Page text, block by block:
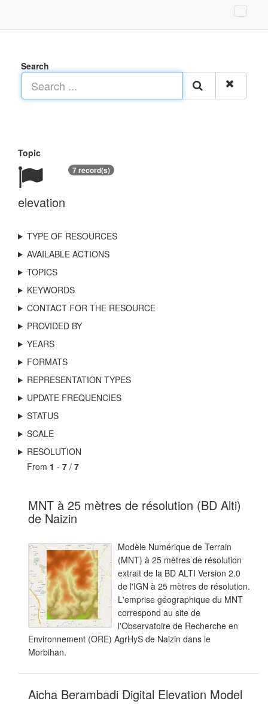
Search
Topic
elevation
7 record(s)
TYPE OF RESOURCES
AVAILABLE ACTIONS
TOPICS
KEYWORDS
CONTACT FOR THE RESOURCE
PROVIDED BY
YEARS
FORMATS
REPRESENTATION TYPES
UPDATE FREQUENCIES
STATUS
SCALE
RESOLUTION
From 1 - 7 / 7
MNT à 25 mètres de résolution (BD Alti)
de Naizin
Modèle Numérique de Terrain
(MNT) à 25 mètres de résolution
extrait de la BD ALTI Version 2.0
de l'IGN à 25 mètres de résolution.
L'emprise géographique du MNT
correspond au site de
l'Observatoire de Recherche en
Environnement (ORE) AgrHyS de Naizin dans le
Morbihan.
Aicha Berambadi Digital Elevation Model